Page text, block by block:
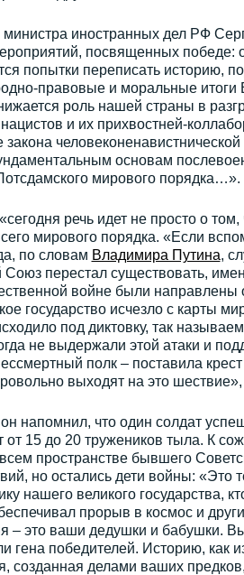
иностранных дел РФ
посвященных победе:
попытки переписать историю,
правовые и моральные
роль нашей страны в
и их прихвостней-
основам
мирового порядка…».
речь идет не просто о
мирового порядка. «Если
по словам Владимира Путина,
Союз перестал существовать,
войне были
государство исчезло с карты
под диктовку, так
не выдержали этой атаки и
полк – поставила
выходят на это шествие»,
напомнил, что один солдат
от 15 до 20 тружеников тыла. К
пространстве бывшего
но остались дети войны: «Это
нашего великого государства,
прорыв в космос и
– это ваши дедушки и бабушки.
гена победителей. Историю, как
созданная делами ваших